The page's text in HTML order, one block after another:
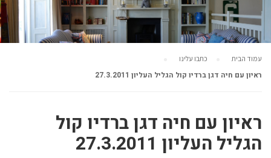
עמוד הבית כתבו עלינו
ראיון עם חיה דגן ברדיו קול הגליל העליון 27.3.2011
ראיון עם חיה דגן ברדיו קול
הגליל העליון 27.3.2011